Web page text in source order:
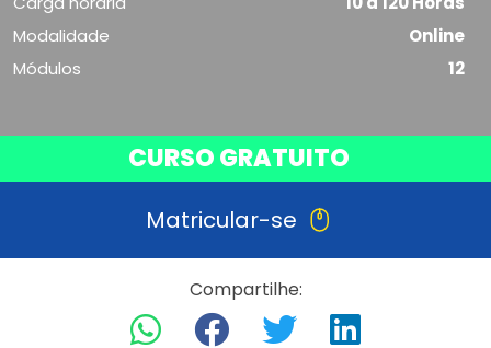
Modalidade
Online
Módulos
12
CURSO GRATUITO
Matricular-se
Compartilhe: